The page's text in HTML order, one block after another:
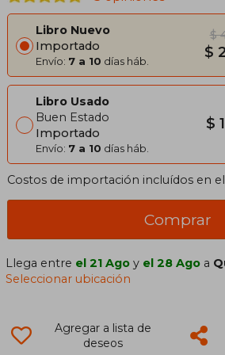
Libro Nuevo
Importado
Envío: 7 a 10 días háb.
$
$
Libro Usado
Buen Estado
Importado
Envío: 7 a 10 días háb.
$
Costos de importación incluídos en
Comprar
Llega entre el 21 Ago y el 28 Ago a
Seleccionar ubicación
Agregar a lista de
deseos